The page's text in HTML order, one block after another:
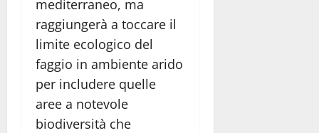
mediterraneo, ma
raggiungerà a toccare il
limite ecologico del
faggio in ambiente arido
per includere quelle
aree a notevole
biodiversità che